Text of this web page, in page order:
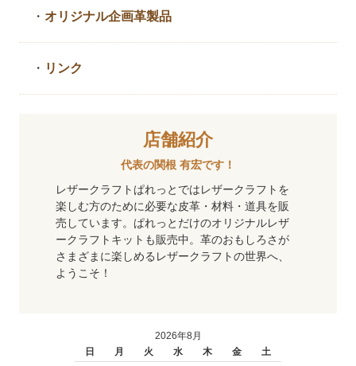
・ オリジナル企画革製品
・ リンク
店舗紹介
代表の関根 有宏です！
レザークラフトぱれっとではレザークラフトを
楽しむ方のために必要な皮革・材料・道具を販
売しています。ぱれっとだけのオリジナルレザ
ークラフトキットも販売中。革のおもしろさが
さまざまに楽しめるレザークラフトの世界へ、
ようこそ！
2026年8月
日
月 火 水 木 金
土